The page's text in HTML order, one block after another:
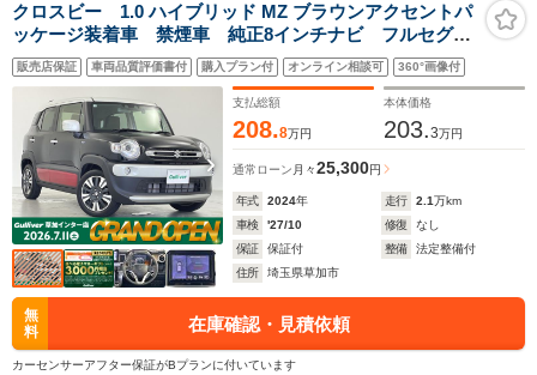
クロスビー 1.0 ハイブリッド MZ ブラウンアクセントパ
ッケージ装着車 禁煙車 純正8インチナビ フルセグ
TV Bluetooth 全方位カメラ スズキセーフティサポー
ト ハーフレザーシート シートヒーター 純正AW パ
ドルシフト ビルトインETC ドラレコ LEDライト
販売店保証 車両品質評価書付 購入プラン付 オンライン相談可 360°画像付
支払総額
208.8万円
本体価格
203.3万円
通常ローン 月々25,300円
年式 2024年 走行 2.1万km
車検
'27/10 修復
なし
保証
保証付 整備
法定整備付
住所
埼玉県草加市
無
料
在庫確認・見積依頼
カーセンサーアフター保証がBプランに付いています